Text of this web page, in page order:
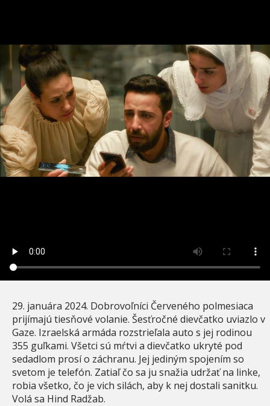
29. januára 2024. Dobrovoľníci Červeného polmesiaca
prijímajú tiesňové volanie. Šesťročné dievčatko uviazlo v
Gaze. Izraelská armáda rozstrieľala auto s jej rodinou
355 guľkami. Všetci sú mŕtvi a dievčatko ukryté pod
sedadlom prosí o záchranu. Jej jediným spojením so
svetom je telefón. Zatiaľ čo sa ju snažia udržať na linke,
robia všetko, čo je vich silách, aby k nej dostali sanitku.
Volá sa Hind Radžab.